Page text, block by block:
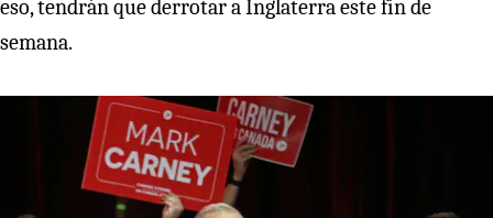
eso, tendrán que derrotar a Inglaterra este fin de
semana.